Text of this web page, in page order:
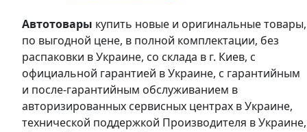
Автотовары купить новые и оригинальные товары,
по выгодной цене, в полной комплектации, без
распаковки в Украине, со склада в г. Киев, с
официальной гарантией в Украине, с гарантийным
и после-гарантийным обслуживанием в
авторизированных сервисных центрах в Украине,
технической поддержкой Производителя в Украине,